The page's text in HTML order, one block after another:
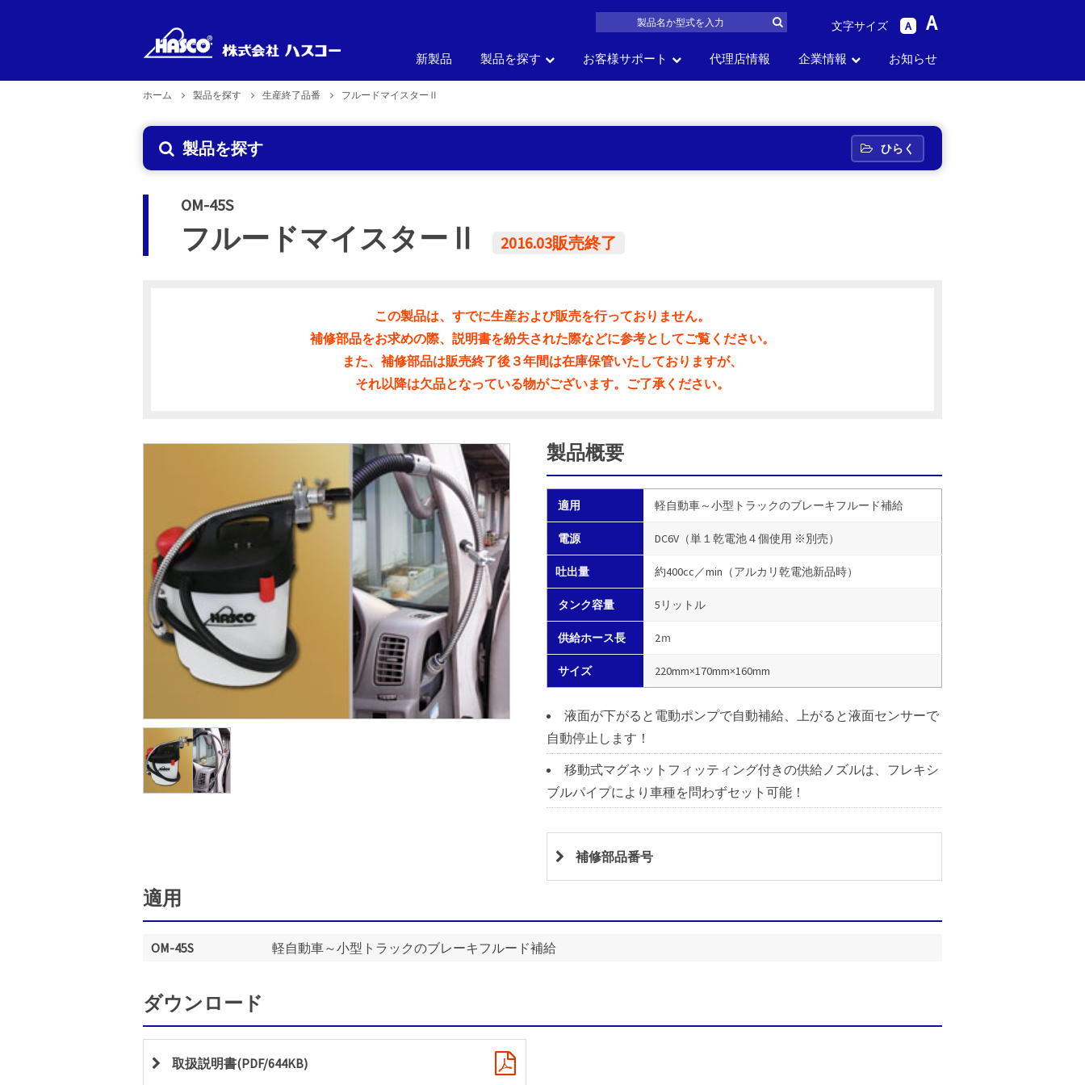
文字サイズ A A
新製品 製品を探す
新製品
2026年6月29日更新
製品型式 製品名 車の部位 車のサイズ 一覧から
パーツリスト
生産中止品番
から探す
お客様サポート
製品のお取り扱い お問い合わせ
代理店情報 企業情報
企業理念 採用情報
お知らせ
ホーム 製品を探す 生産終了品番 フルードマイスターⅡ
製品を探す ひらく
OM-45S
フルードマイスターⅡ 2016.03販売終了
この製品は、すでに生産および販売を行っておりません。
補修部品をお求めの際、説明書を紛失された際などに参考としてご覧ください。
また、補修部品は販売終了後３年間は在庫保管いたしておりますが、
それ以降は欠品となっている物がございます。ご了承ください。
製品概要
適用 軽自動車～小型トラックのブレーキフルード補給
電源 DC6V（単１乾電池４個使用 ※別売）
吐出量 約400cc／min（アルカリ乾電池新品時）
タンク容量 5リットル
供給ホース長 2ｍ
サイズ 220mm×170mm×160mm
液面が下がると電動ポンプで自動補給、上がると液面センサーで
自動停止します！
移動式マグネットフィッティング付きの供給ノズルは、フレキシ
ブルパイプにより車種を問わずセット可能！
補修部品番号
適用
OM-45S 軽自動車～小型トラックのブレーキフルード補給
ダウンロード
取扱説明書(PDF/644KB)